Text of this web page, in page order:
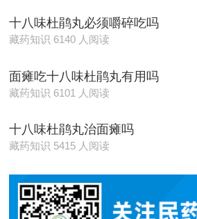
十八味杜鹃丸必须嚼碎吃吗
藏药知识 6140 人阅读
面瘫吃十八味杜鹃丸有用吗
藏药知识 6101 人阅读
十八味杜鹃丸治面瘫吗
藏药知识 5415 人阅读